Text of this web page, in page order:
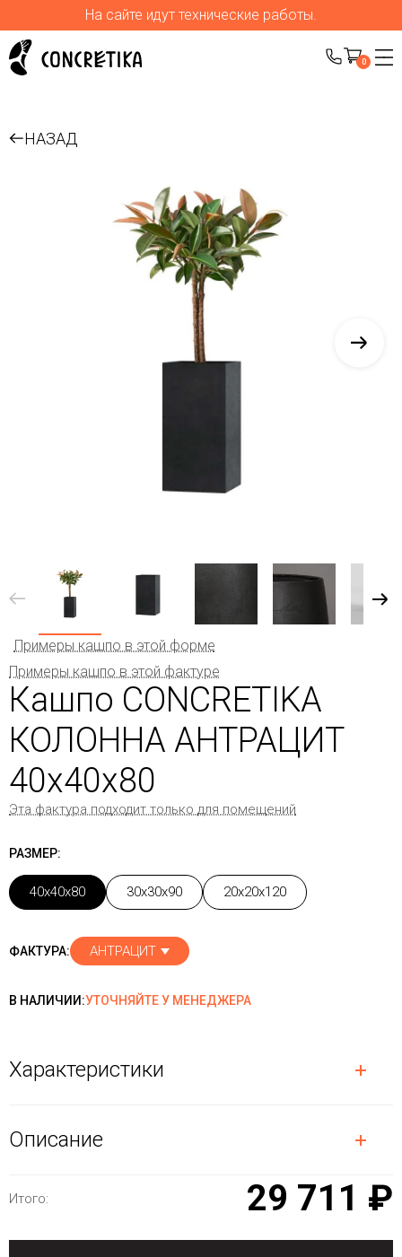
На сайте идут технические работы.
0
НАЗАД
Примеры кашпо в этой форме
Примеры кашпо в этой фактуре
Кашпо CONCRETIKA
КОЛОННА АНТРАЦИТ
40x40x80
Эта фактура подходит только для помещений
РАЗМЕР:
40x40x80 30x30x90 20x20x120
ФАКТУРА: АНТРАЦИТ
В НАЛИЧИИ:УТОЧНЯЙТЕ У МЕНЕДЖЕРА
Характеристики
Описание
Итого: 29 711 ₽